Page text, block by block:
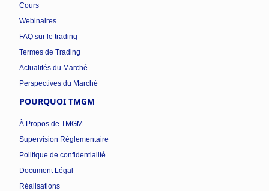
Cours
Webinaires
FAQ sur le trading
Termes de Trading
Actualités du Marché
Perspectives du Marché
POURQUOI TMGM
À Propos de TMGM
Supervision Réglementaire
Politique de confidentialité
Document Légal
Réalisations